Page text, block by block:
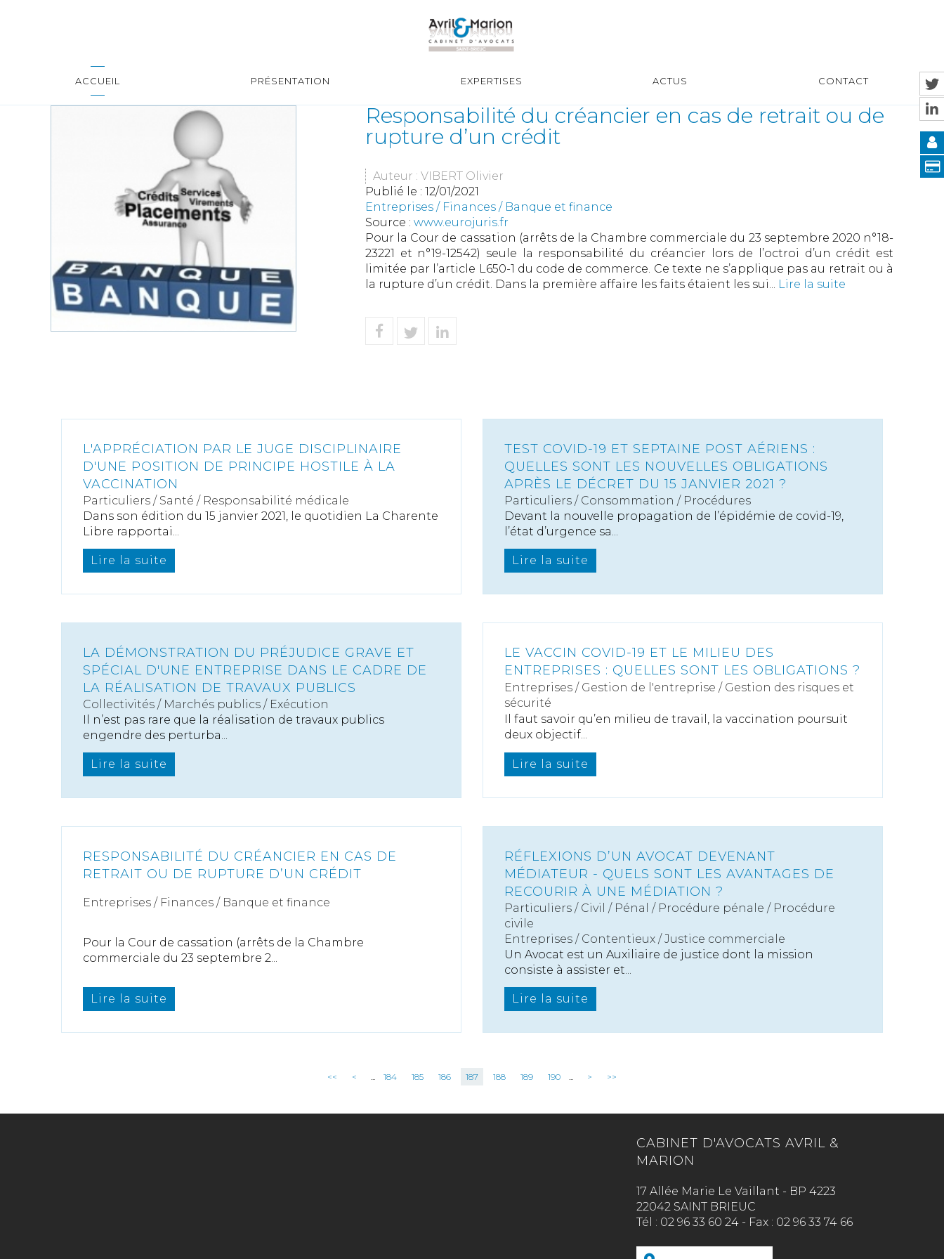
ACCUEIL PRÉSENTATION EXPERTISES ACTUS CONTACT
Responsabilité du créancier en cas de retrait ou de
rupture d’un crédit
Auteur : VIBERT Olivier
Publié le : 12/01/2021
Entreprises / Finances / Banque et finance
Source : www.eurojuris.fr
Pour la Cour de cassation (arrêts de la Chambre commerciale du 23 septembre 2020 n°18-
23221 et n°19-12542) seule la responsabilité du créancier lors de l’octroi d’un crédit est
limitée par l’article L650-1 du code de commerce. Ce texte ne s’applique pas au retrait ou à
la rupture d’un crédit. Dans la première affaire les faits étaient les sui... Lire la suite
L'APPRÉCIATION PAR LE JUGE DISCIPLINAIRE
D'UNE POSITION DE PRINCIPE HOSTILE À LA
VACCINATION
Particuliers / Santé / Responsabilité médicale
Dans son édition du 15 janvier 2021, le quotidien La Charente
Libre rapportai...
Lire la suite
TEST COVID-19 ET SEPTAINE POST AÉRIENS :
QUELLES SONT LES NOUVELLES OBLIGATIONS
APRÈS LE DÉCRET DU 15 JANVIER 2021 ?
Particuliers / Consommation / Procédures
Devant la nouvelle propagation de l’épidémie de covid-19,
l’état d’urgence sa...
Lire la suite
LA DÉMONSTRATION DU PRÉJUDICE GRAVE ET
SPÉCIAL D'UNE ENTREPRISE DANS LE CADRE DE
LA RÉALISATION DE TRAVAUX PUBLICS
Collectivités / Marchés publics / Exécution
Il n’est pas rare que la réalisation de travaux publics
engendre des perturba...
Lire la suite
LE VACCIN COVID-19 ET LE MILIEU DES
ENTREPRISES : QUELLES SONT LES OBLIGATIONS ?
Entreprises / Gestion de l'entreprise / Gestion des risques et
sécurité
Il faut savoir qu’en milieu de travail, la vaccination poursuit
deux objectif...
Lire la suite
RESPONSABILITÉ DU CRÉANCIER EN CAS DE
RETRAIT OU DE RUPTURE D’UN CRÉDIT
Entreprises / Finances / Banque et finance
Pour la Cour de cassation (arrêts de la Chambre
commerciale du 23 septembre 2...
Lire la suite
RÉFLEXIONS D’UN AVOCAT DEVENANT
MÉDIATEUR - QUELS SONT LES AVANTAGES DE
RECOURIR À UNE MÉDIATION ?
Particuliers / Civil / Pénal / Procédure pénale / Procédure
civile
Entreprises / Contentieux /Justice commerciale
Un Avocat est un Auxiliaire de justice dont la mission
consiste à assister et...
Lire la suite
<< < ... 184 185 186 187 188 189 190 ... > >>
CABINET D'AVOCATS AVRIL &
MARION
17 Allée Marie Le Vaillant - BP 4223
22042 SAINT BRIEUC
Tél : 02 96 33 60 24 - Fax : 02 96 33 74 66